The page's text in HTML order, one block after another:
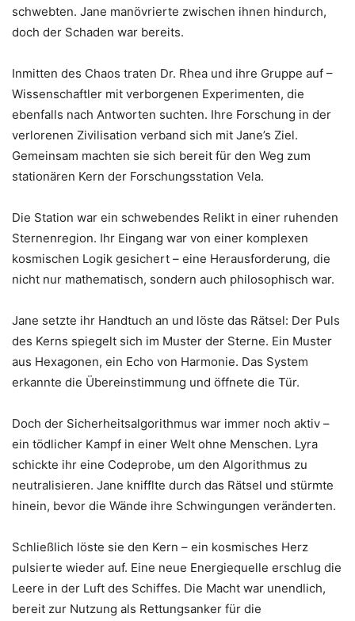
schwebten. Jane manövrierte zwischen ihnen hindurch,
doch der Schaden war bereits.
Inmitten des Chaos traten Dr. Rhea und ihre Gruppe auf –
Wissenschaftler mit verborgenen Experimenten, die
ebenfalls nach Antworten suchten. Ihre Forschung in der
verlorenen Zivilisation verband sich mit Jane’s Ziel.
Gemeinsam machten sie sich bereit für den Weg zum
stationären Kern der Forschungsstation Vela.
Die Station war ein schwebendes Relikt in einer ruhenden
Sternenregion. Ihr Eingang war von einer komplexen
kosmischen Logik gesichert – eine Herausforderung, die
nicht nur mathematisch, sondern auch philosophisch war.
Jane setzte ihr Handtuch an und löste das Rätsel: Der Puls
des Kerns spiegelt sich im Muster der Sterne. Ein Muster
aus Hexagonen, ein Echo von Harmonie. Das System
erkannte die Übereinstimmung und öffnete die Tür.
Doch der Sicherheitsalgorithmus war immer noch aktiv –
ein tödlicher Kampf in einer Welt ohne Menschen. Lyra
schickte ihr eine Codeprobe, um den Algorithmus zu
neutralisieren. Jane knifflte durch das Rätsel und stürmte
hinein, bevor die Wände ihre Schwingungen veränderten.
Schließlich löste sie den Kern – ein kosmisches Herz
pulsierte wieder auf. Eine neue Energiequelle erschlug die
Leere in der Luft des Schiffes. Die Macht war unendlich,
bereit zur Nutzung als Rettungsanker für die